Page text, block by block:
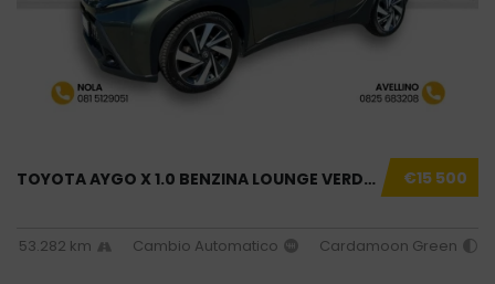
€15 500
TOYOTA AYGO X 1.0 BENZINA LOUNGE VERDE USATO...
53.282 km Cambio Automatico Cardamoon Green